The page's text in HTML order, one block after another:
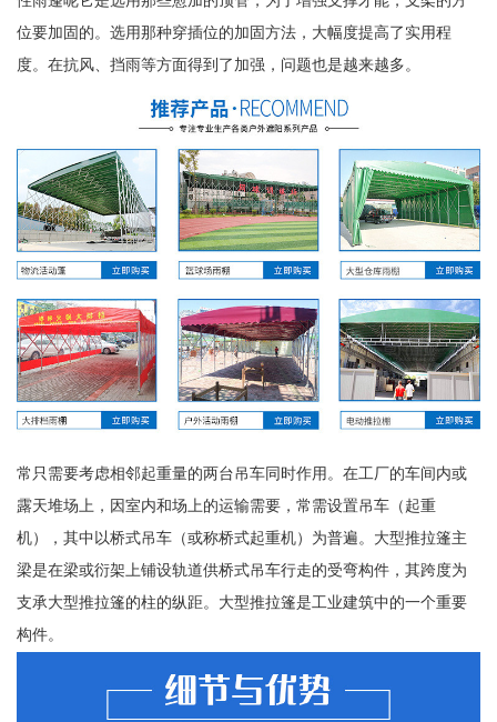
位要加固的。选用那种穿插位的加固方法，大幅度提高了实用程
度。在抗风、挡雨等方面得到了加强，问题也是越来越多。
常只需要考虑相邻起重量的两台吊车同时作用。在工厂的车间内或
露天堆场上，因室内和场上的运输需要，常需设置吊车（起重
机），其中以桥式吊车（或称桥式起重机）为普遍。大型推拉篷主
梁是在梁或衍架上铺设轨道供桥式吊车行走的受弯构件，其跨度为
支承大型推拉篷的柱的纵距。大型推拉篷是工业建筑中的一个重要
构件。